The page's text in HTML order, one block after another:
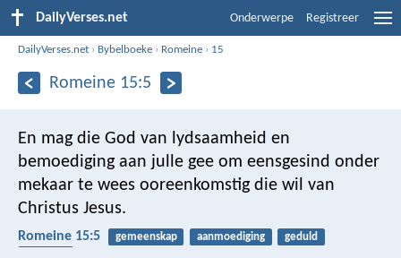
DailyVerses.net Onderwerpe Registreer
DailyVerses.net › Bybelboeke › Romeine › 15
Romeine 15:5
En mag die God van lydsaamheid en
bemoediging aan julle gee om eensgesind onder
mekaar te wees ooreenkomstig die wil van
Christus Jesus.
Romeine 15:5 gemeenskap aanmoediging
geduld